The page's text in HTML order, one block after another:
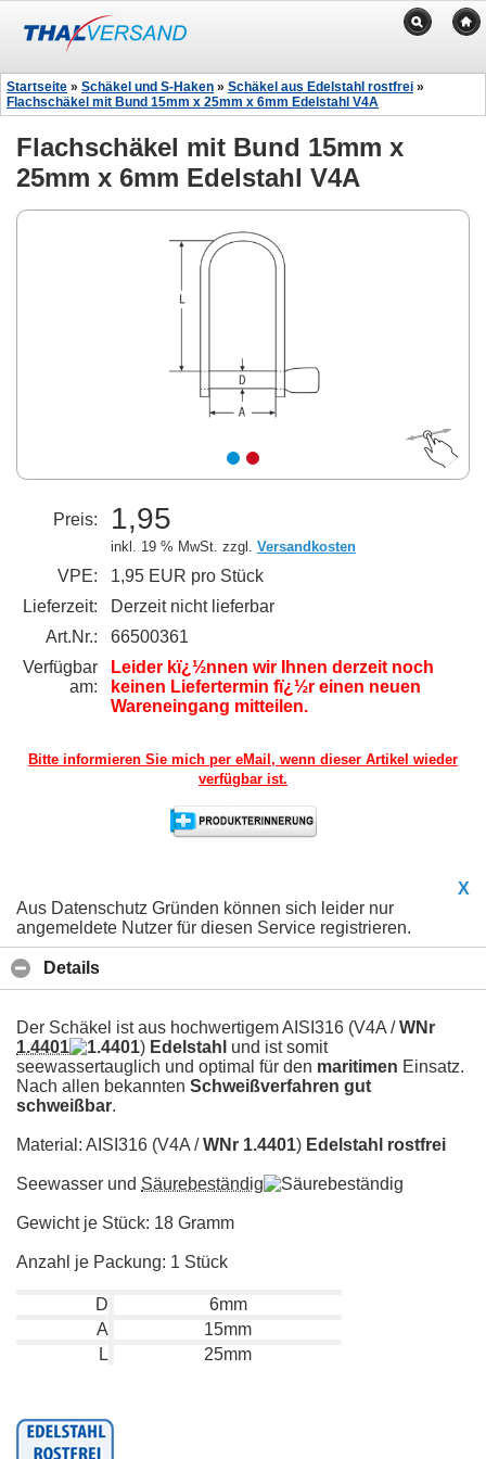
Startseite » Schäkel und S-Haken » Schäkel aus Edelstahl rostfrei »
Flachschäkel mit Bund 15mm x 25mm x 6mm Edelstahl V4A
Flachschäkel mit Bund 15mm x
25mm x 6mm Edelstahl V4A
Preis: 1,95
inkl. 19 % MwSt. zzgl. Versandkosten
VPE:
1,95 EUR pro Stück
Lieferzeit:
Derzeit nicht lieferbar
Art.Nr.:
66500361
Verfügbar
am:
Leider kï¿½nnen wir Ihnen derzeit noch
keinen Liefertermin fï¿½r einen neuen
Wareneingang mitteilen.
Bitte informieren Sie mich per eMail, wenn dieser Artikel wieder
verfügbar ist.
X
Aus Datenschutz Gründen können sich leider nur
angemeldete Nutzer für diesen Service registrieren.
Details
Der Schäkel ist aus hochwertigem AISI316 (V4A /WNr
1.4401
) Edelstahl und ist somit
seewassertauglich und optimal für den maritimen Einsatz.
Nach allen bekannten Schweißverfahren gut
schweißbar.
Material: AISI316 (V4A /WNr 1.4401) Edelstahl rostfrei
Seewasser und Säurebeständig
Gewicht je Stück: 18 Gramm
Anzahl je Packung: 1 Stück
D
6mm
A
15mm
L
25mm